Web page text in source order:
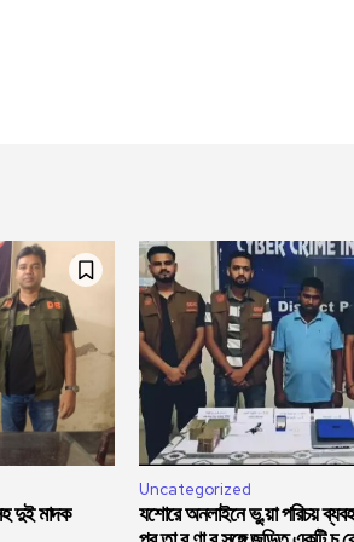
দুই মাদক
Uncategorized
যশোরে অনলাইনে ভু,য়া পরিচয়